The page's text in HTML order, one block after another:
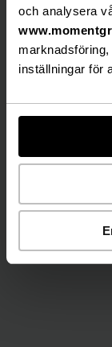
och analysera
inställningar för
platser är
tf